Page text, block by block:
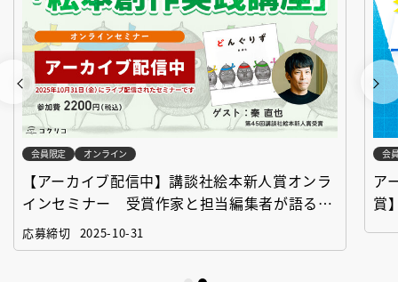
会員限定 オンライン
【アーカイブ配信中】講談社絵本新人賞オンラ
インセミナー 受賞作家と担当編集者が語る
「絵本創作実践講座」
応募締切 2025-10-31
会
ア
賞